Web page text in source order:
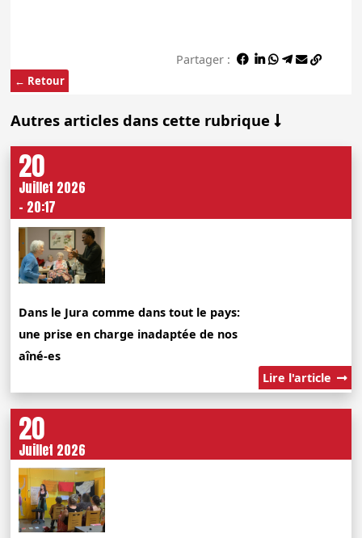
← Retour
Partager :
Autres articles dans cette rubrique
20
Juillet 2026
- 20:17
Dans le Jura comme dans tout le pays:
une prise en charge inadaptée de nos
aîné-es
Lire l'article
20
Juillet 2026